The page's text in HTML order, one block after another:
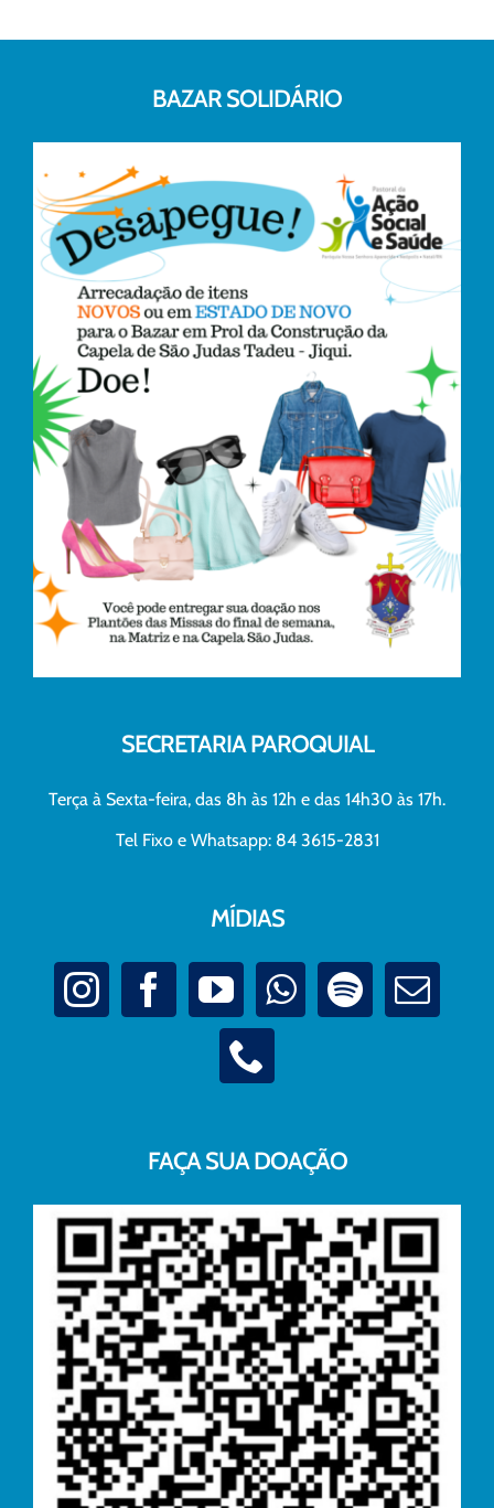
BAZAR SOLIDÁRIO
SECRETARIA PAROQUIAL
Terça à Sexta-feira, das 8h às 12h e das 14h30 às 17h.
Tel Fixo e Whatsapp: 84 3615-2831
MÍDIAS
FAÇA SUA DOAÇÃO